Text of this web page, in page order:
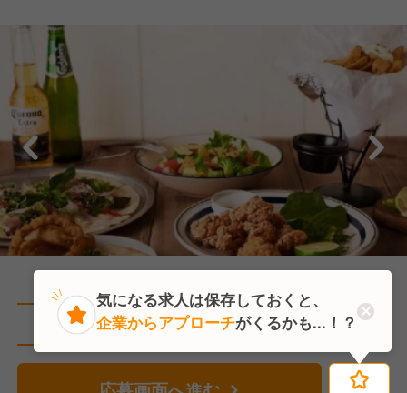
直近2人がこの求人を検討中
気になる求人は保存しておくと、
企業からアプローチがくるかも...！？